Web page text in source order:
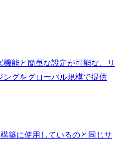
能と簡単な設定が可能な、リ
ングをグローバル規模で提供
築に使用しているのと同じサ